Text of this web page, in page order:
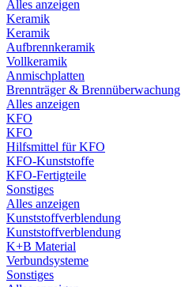
Alles anzeigen
Keramik
Keramik
Aufbrennkeramik
Vollkeramik
Anmischplatten
Brennträger & Brennüberwachung
Alles anzeigen
KFO
KFO
Hilfsmittel für KFO
KFO-Kunststoffe
KFO-Fertigteile
Sonstiges
Alles anzeigen
Kunststoffverblendung
Kunststoffverblendung
K+B Material
Verbundsysteme
Sonstiges